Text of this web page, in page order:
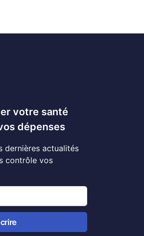
votre santé
dépenses
dernières actualités
contrôle vos